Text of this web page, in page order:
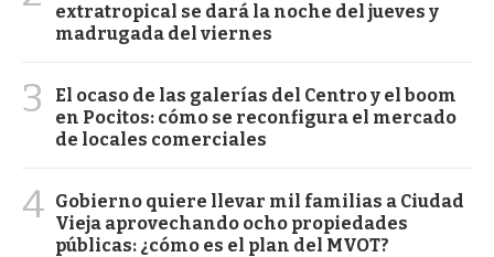
extratropical se dará la noche del jueves y
madrugada del viernes
3
El ocaso de las galerías del Centro y el boom
en Pocitos: cómo se reconfigura el mercado
de locales comerciales
4 Gobierno quiere llevar mil familias a Ciudad
Vieja aprovechando ocho propiedades
públicas: ¿cómo es el plan del MVOT?